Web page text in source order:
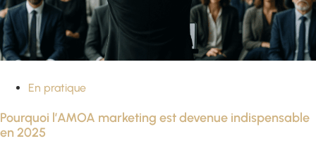
En pratique
Pourquoi l’AMOA marketing est devenue indispensable
en 2025